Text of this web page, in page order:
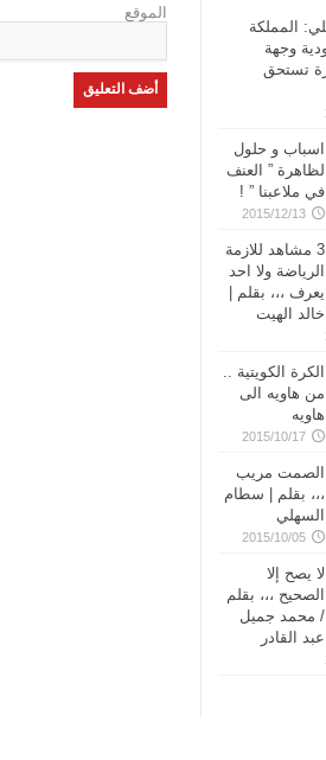
الموقع
المملكة
وجهة
تستحق
اسباب و حلول
لظاهرة ” العنف
في ملاعبنا ” !
2015/12/13
3 مشاهد للازمة
الرياضة ولا احد
يعرف ،،، بقلم |
خالد الهيت
الكرة الكويتية ..
من هاويه الى
هاويه
2015/10/17
الصمت مريب
،،، بقلم | سطام
السهلي
2015/10/05
لا يصح إلا
الصحيح ،،، بقلم
/ محمد جميل
عبد القادر